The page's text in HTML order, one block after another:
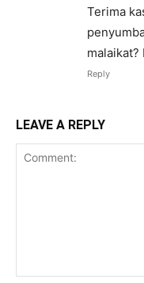
Terima
malaikat?
Reply
LEAVE A REPLY